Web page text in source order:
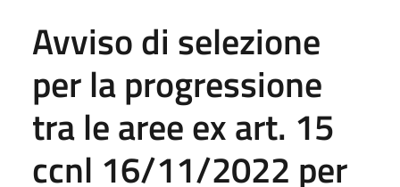
Avviso di selezione
per la progressione
tra le aree ex art. 15
ccnl 16/11/2022 per